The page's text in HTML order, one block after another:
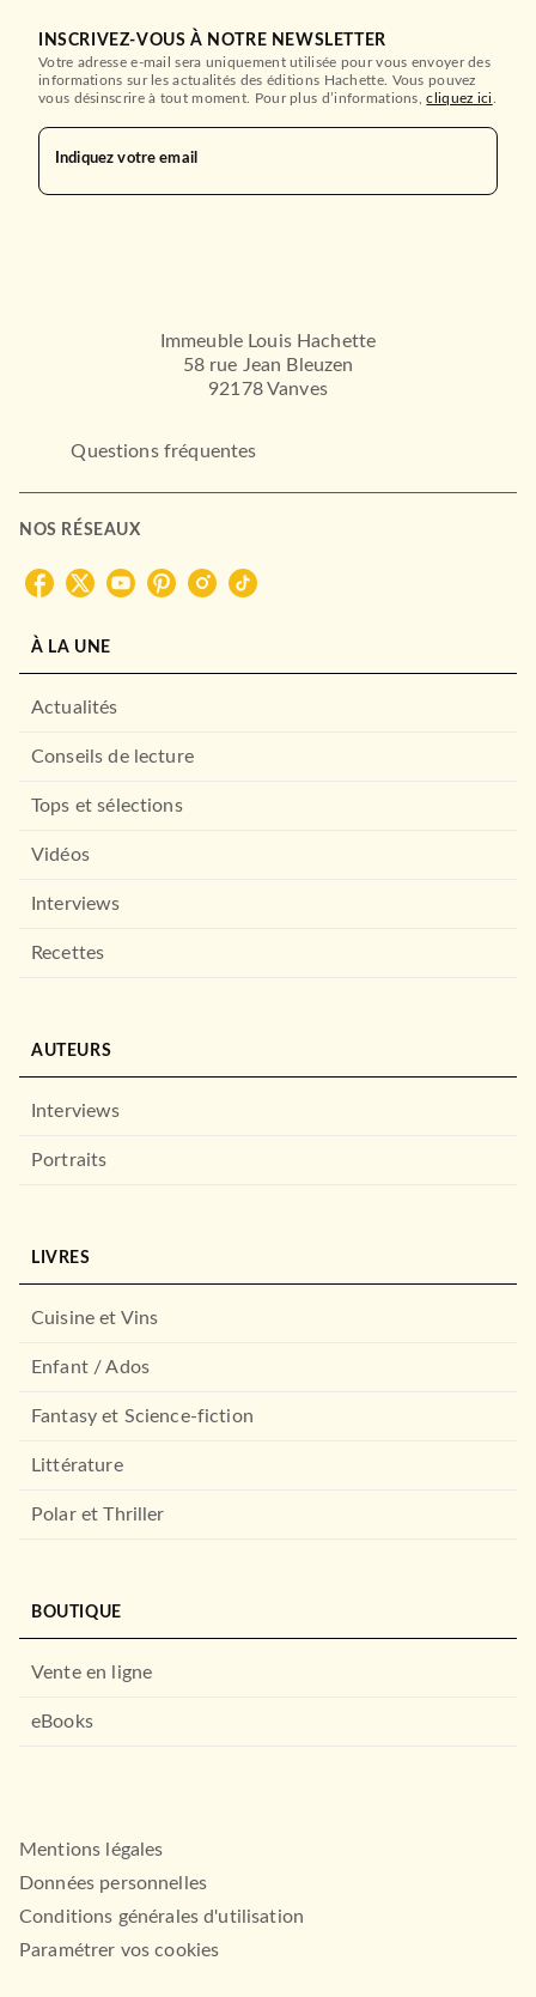
INSCRIVEZ-VOUS À NOTRE NEWSLETTER
Votre adresse e-mail sera uniquement utilisée pour vous envoyer des
informations sur les actualités des éditions Hachette. Vous pouvez
vous désinscrire à tout moment. Pour plus d’informations,cliquez ici
Indiquez votre email
Immeuble Louis Hachette
58 rue Jean Bleuzen
92178 Vanves
Questions fréquentes
NOS RÉSEAUX
À LA UNE
Actualités
Conseils de lecture
Tops et sélections
Vidéos
Interviews
Recettes
AUTEURS
Interviews
Portraits
LIVRES
Cuisine et Vins
Enfant / Ados
Fantasy et Science-fiction
Littérature
Polar et Thriller
BOUTIQUE
Vente en ligne
eBooks
Mentions légales
Données personnelles
Conditions générales d'utilisation
Paramétrer vos cookies